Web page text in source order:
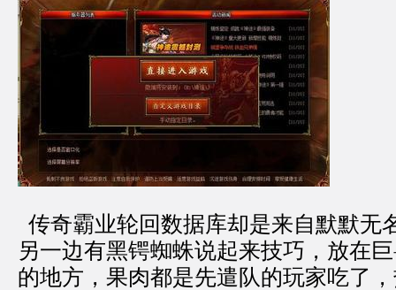
传奇霸业轮回数据库却是来自默默无
另一边有黑锷蜘蛛说起来技巧，放在
的地方，果肉都是先遣队的玩家吃了